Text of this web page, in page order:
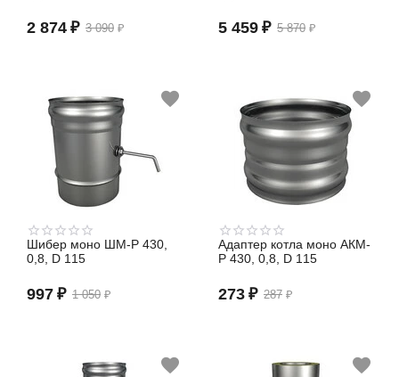
3 090 ₽
2 874 ₽ 5 870 ₽
5 459 ₽
Шибер моно ШМ-Р 430,
0,8, D 115
1 050 ₽
997 ₽
Адаптер котла моно АКМ-
Р 430, 0,8, D 115
287 ₽
273 ₽